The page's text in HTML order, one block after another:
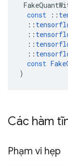
const
::
::
::
::
::
const
)
Các hàm
Phạm vi hẹp